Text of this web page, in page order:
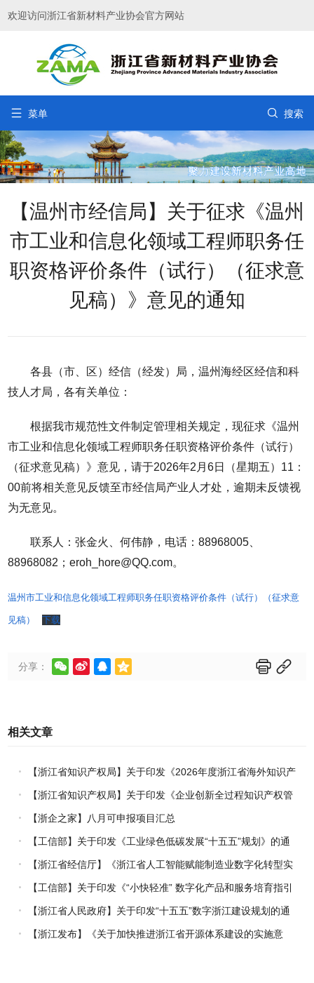
欢迎访问浙江省新材料产业协会官方网站
 菜单  搜索
【温州市经信局】关于征求《温州
市工业和信息化领域工程师职务任
职资格评价条件（试行）（征求意
见稿）》意见的通知
各县（市、区）经信（经发）局，温州海经区经信和科
技人才局，各有关单位：
根据我市规范性文件制定管理相关规定，现征求《温州
市工业和信息化领域工程师职务任职资格评价条件（试行）
（征求意见稿）》意见，请于2026年2月6日（星期五）11：
00前将相关意见反馈至市经信局产业人才处，逾期未反馈视
为无意见。
联系人：张金火、何伟静，电话：88968005、
88968082；eroh_hore@QQ.com。
温州市工业和信息化领域工程师职务任职资格评价条件（试行）（征求意
见稿） 下载
分享：      
相关文章
【浙江省知识产权局】关于印发《2026年度浙江省海外知识产
权风险统一基础性保障保险实施方案》的通知
【浙江省知识产权局】关于印发《企业创新全过程知识产权管
理指引》的通知
【浙企之家】八月可申报项目汇总
【工信部】关于印发《工业绿色低碳发展“十五五”规划》的通
知
【浙江省经信厅】《浙江省人工智能赋能制造业数字化转型实
施方案（2026-2030年）》印发
【工信部】关于印发《“小快轻准” 数字化产品和服务培育指引
（2026年版）》的通知
【浙江省人民政府】关于印发“十五五”数字浙江建设规划的通
知
【浙江发布】《关于加快推进浙江省开源体系建设的实施意